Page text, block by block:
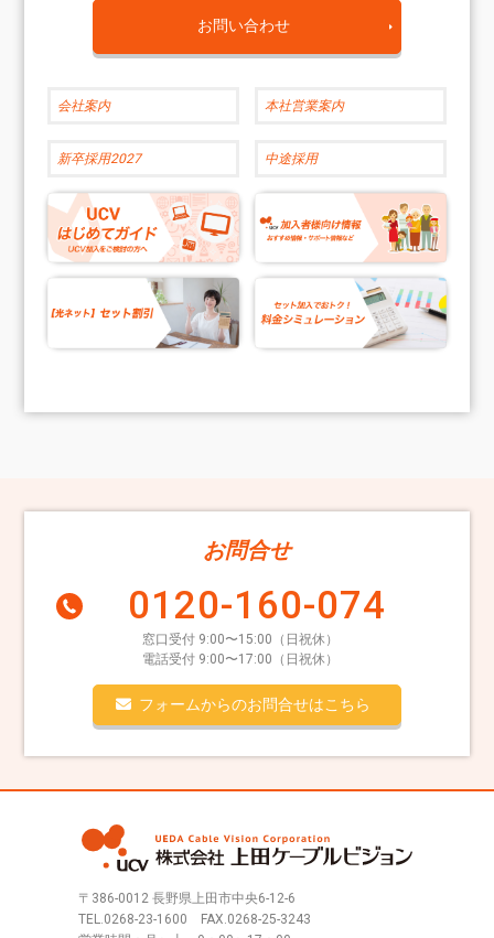
お問い合わせ
会社案内 本社営業案内
新卒採用2027 中途採用
お問合せ
0120-160-074
窓口受付 9:00〜15:00（日祝休）
電話受付 9:00〜17:00（日祝休）
フォームからのお問合せはこちら
〒386-0012 長野県上田市中央6-12-6
TEL.0268-23-1600 FAX.0268-25-3243